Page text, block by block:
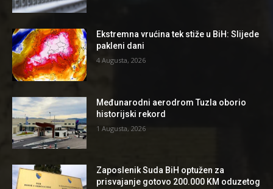
Ekstremna vrućina tek stiže u BiH: Slijede
pakleni dani
4 Augusta, 2026
Međunarodni aerodrom Tuzla oborio
historijski rekord
1 Augusta, 2026
Zaposlenik Suda BiH optužen za
prisvajanje gotovo 200.000 KM oduzetog